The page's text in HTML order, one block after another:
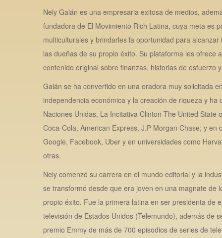
Nely Galán es una empresaria exitosa de medios,
fundadora de El Movimiento Rich Latina, cuya meta es
multiculturales y brindarles la oportunidad para
las dueñas de su propio éxito. Su plataforma les ofrece
contenido original sobre finanzas, historias de esfuerzo
Galán se ha convertido en una oradora muy solicitada
independencia económica y la creación de riqueza y ha
Naciones Unidas, La Incitativa Clinton The United State
Coca-Cola, American Express, J.P Morgan Chase; y en
Google, Facebook, Uber y en universidades como
otras.
Nely comenzó su carrera en el mundo editorial y la
se transformó desde que era joven en una magnate de
propio éxito. Fue la primera latina en ser presidenta de
televisión de Estados Unidos (Telemundo), además de
premio Emmy de más de 700 episodios de series de